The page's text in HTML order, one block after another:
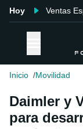
Hoy Ventas
Inicio Movilidad
Daimler y
para